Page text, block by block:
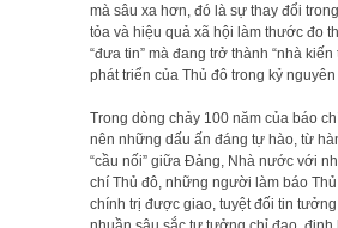
mà sâu xa hơn, đó là sự thay đổi
tỏa và hiệu quả xã hội làm thước đo
“đưa tin” mà đang trở thành “nhà
phát triển của Thủ đô trong kỷ
Trong dòng chảy 100 năm của báo
nên những dấu ấn đáng tự hào, từ
“cầu nối” giữa Đảng, Nhà nước với
chí Thủ đô, những người làm báo
chính trị được giao, tuyệt đối tin